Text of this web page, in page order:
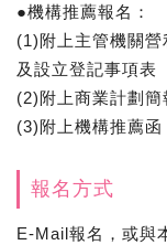
●機構推薦報名：
(1)附上主管機關
及設立登記事項表
(2)附上商業計劃簡
(3)附上機構推薦函
報名方式
E-Mail報名，或與